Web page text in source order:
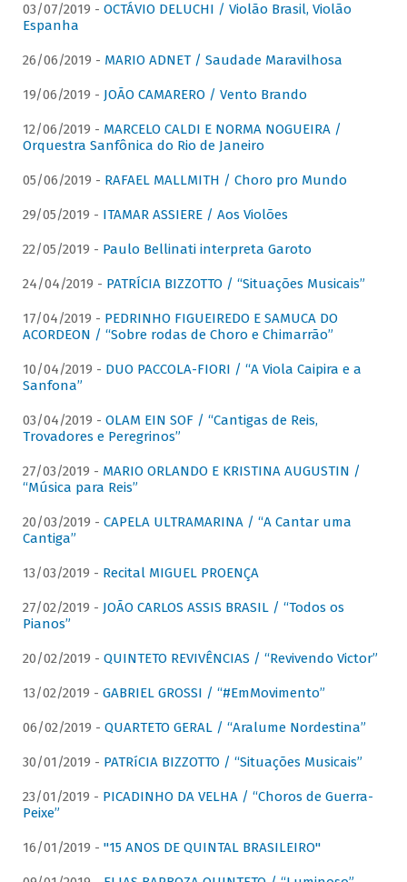
03/07/2019 - OCTÁVIO DELUCHI / Violão Brasil, Violão
Espanha
26/06/2019 - MARIO ADNET / Saudade Maravilhosa
19/06/2019 - JOÃO CAMARERO / Vento Brando
12/06/2019 - MARCELO CALDI E NORMA NOGUEIRA /
Orquestra Sanfônica do Rio de Janeiro
05/06/2019 - RAFAEL MALLMITH / Choro pro Mundo
29/05/2019 - ITAMAR ASSIERE / Aos Violões
22/05/2019 - Paulo Bellinati interpreta Garoto
24/04/2019 - PATRÍCIA BIZZOTTO / “Situações Musicais”
17/04/2019 - PEDRINHO FIGUEIREDO E SAMUCA DO
ACORDEON / “Sobre rodas de Choro e Chimarrão”
10/04/2019 - DUO PACCOLA-FIORI / “A Viola Caipira e a
Sanfona”
03/04/2019 - OLAM EIN SOF / “Cantigas de Reis,
Trovadores e Peregrinos”
27/03/2019 - MARIO ORLANDO E KRISTINA AUGUSTIN /
“Música para Reis”
20/03/2019 - CAPELA ULTRAMARINA / “A Cantar uma
Cantiga”
13/03/2019 - Recital MIGUEL PROENÇA
27/02/2019 - JOÃO CARLOS ASSIS BRASIL / “Todos os
Pianos”
20/02/2019 - QUINTETO REVIVÊNCIAS / “Revivendo Victor”
13/02/2019 - GABRIEL GROSSI / “#EmMovimento”
06/02/2019 - QUARTETO GERAL / “Aralume Nordestina”
30/01/2019 - PATRíCIA BIZZOTTO / “Situações Musicais”
23/01/2019 - PICADINHO DA VELHA / “Choros de Guerra-
Peixe”
16/01/2019 - "15 ANOS DE QUINTAL BRASILEIRO"